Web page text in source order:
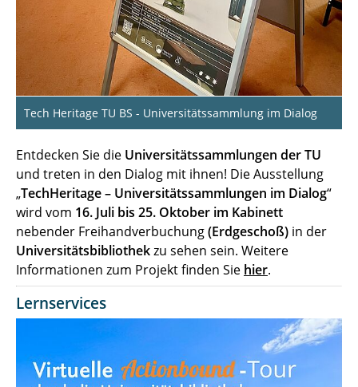
Tech Heritage TU BS - Universitätssammlung im Dialog
Entdecken Sie die Universitätssammlungen der TU
und treten in den Dialog mit ihnen! Die Ausstellung
„TechHeritage – Universitätssammlungen im Dialog“
wird vom 16. Juli bis 25. Oktober im Kabinett
nebender Freihandverbuchung(Erdgeschoß) in der
Universitätsbibliothekzu sehen sein. Weitere
Informationen zum Projekt finden Sie hier.
Lernservices